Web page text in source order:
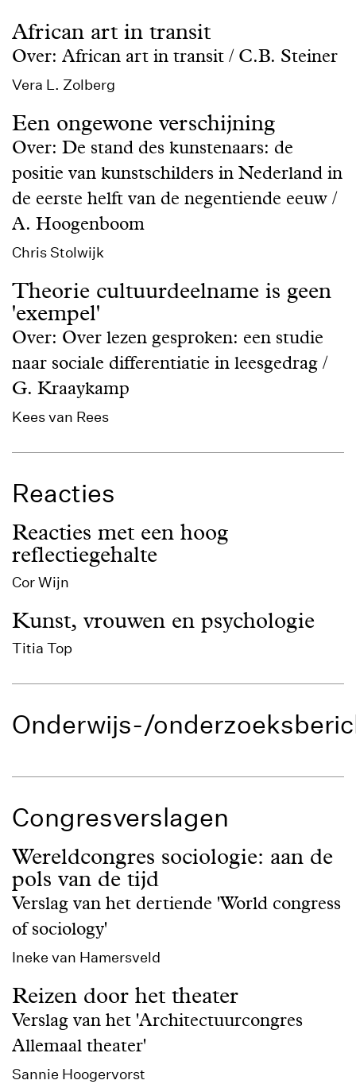
African art in transit
Over: African art in transit / C.B. Steiner
Vera L. Zolberg
Een ongewone verschijning
Over: De stand des kunstenaars: de
positie van kunstschilders in Nederland in
de eerste helft van de negentiende eeuw /
A. Hoogenboom
Chris Stolwijk
Theorie cultuurdeelname is geen
'exempel'
Over: Over lezen gesproken: een studie
naar sociale differentiatie in leesgedrag /
G. Kraaykamp
Kees van Rees
Reacties
Reacties met een hoog
reflectiegehalte
Cor Wijn
Kunst, vrouwen en psychologie
Titia Top
Onderwijs-/
Congresverslagen
Wereldcongres sociologie: aan de
pols van de tijd
Verslag van het dertiende 'World congress
of sociology'
Ineke van Hamersveld
Reizen door het theater
Verslag van het 'Architectuurcongres
Allemaal theater'
Sannie Hoogervorst